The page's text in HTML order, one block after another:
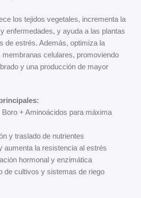
los tejidos vegetales, incrementa la
enfermedades, y ayuda a las plantas
de estrés. Además, optimiza la
membranas celulares, promoviendo
y una producción de mayor
Boro + Aminoácidos para máxima
y traslado de nutrientes
aumenta la resistencia al estrés
hormonal y enzimática
de cultivos y sistemas de riego